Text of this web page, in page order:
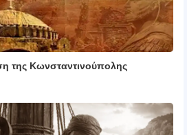
της Κωνσταντινούπολης